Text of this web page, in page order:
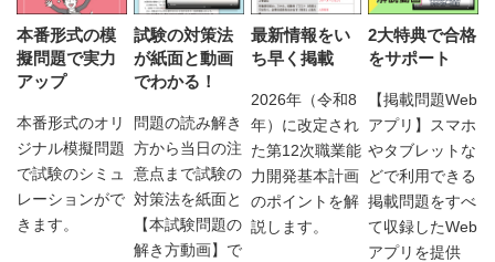
本番形式の模
擬問題で実力
アップ
本番形式のオリ
ジナル模擬問題
で試験のシミュ
レーションがで
きます。
試験の対策法
が紙面と動画
でわかる！
問題の読み解き
方から当日の注
意点まで試験の
対策法を紙面と
【本試験問題の
解き方動画】で
最新情報をい
ち早く掲載
2026年（令和8
年）に改定され
た第12次職業能
力開発基本計画
のポイントを解
説します。
2大特典で合格
をサポート
【掲載問題Web
アプリ】スマホ
やタブレットな
どで利用できる
掲載問題をすべ
て収録したWeb
アプリを提供